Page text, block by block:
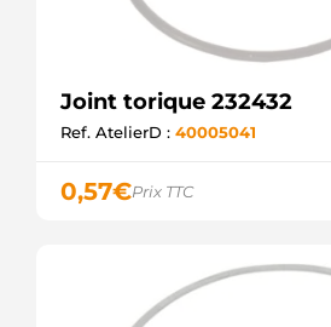
Joint torique 232432
Ref. AtelierD : 40005041
0,57€Prix TTC